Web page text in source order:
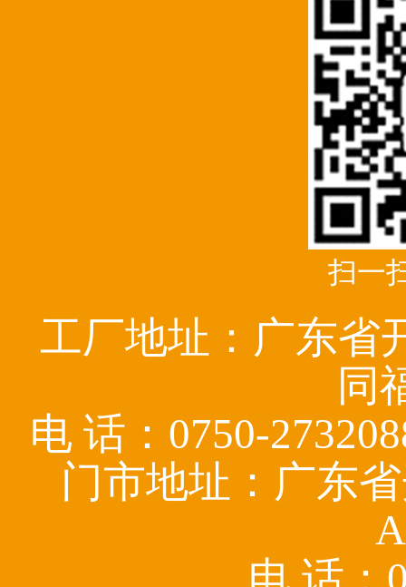
扫一
工厂地址：广东省
同
电 话：0750-
门市地址：广东